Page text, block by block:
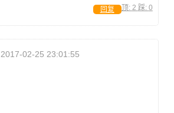
顶: 2 踩: 0
回复
2017-02-25 23:01:55